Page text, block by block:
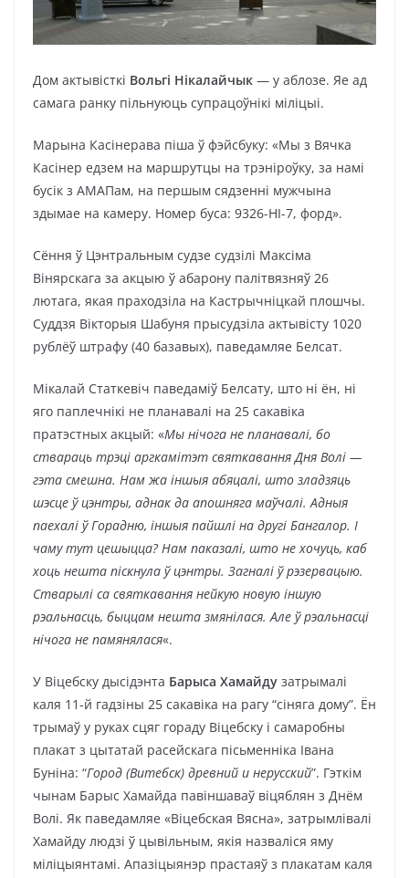
Дом актывісткі Вольгі Нікалайчык — у аблозе. Яе ад
самага ранку пільнуюць супрацоўнікі міліцыі.
Марына Касінерава піша ў фэйсбуку: «Мы з Вячка
Касінер едзем на маршрутцы на трэніроўку, за намі
бусік з АМАПам, на першым сядзенні мужчына
здымае на камеру. Номер буса: 9326-HI-7, форд».
Сёння ў Цэнтральным судзе судзілі Максіма
Вінярскага за акцыю ў абарону палітвязняў 26
лютага, якая праходзіла на Кастрычніцкай плошчы.
Суддзя Вікторыя Шабуня прысудзіла актывісту 1020
рублёў штрафу (40 базавых), паведамляе Белсат.
Мікалай Статкевіч паведаміў Белсату, што ні ён, ні
яго паплечнікі не планавалі на 25 сакавіка
пратэстных акцый: «Мы нічога не планавалі, бо
ствараць трэці аргкамітэт святкавання Дня Волі —
гэта смешна. Нам жа іншыя абяцалі, што зладзяць
шэсце ў цэнтры, аднак да апошняга маўчалі. Адныя
паехалі ў Горадню, іншыя пайшлі на другі Бангалор. І
чаму тут цешыцца? Нам паказалі, што не хочуць, каб
хоць нешта піскнула ў цэнтры. Загналі ў рэзервацыю.
Стварылі са святкавання нейкую новую іншую
рэальнасць, быццам нешта змянілася. Але ў рэальнасці
нічога не памянялася«.
У Віцебску дысідэнта Барыса Хамайду затрымалі
каля 11-й гадзіны 25 сакавіка на рагу “сіняга дому”. Ён
трымаў у руках сцяг гораду Віцебску і самаробны
плакат з цытатай расейскага пісьменніка Івана
Буніна: “Город (Витебск) древний и нерусский”. Гэткім
чынам Барыс Хамайда павіншаваў віцяблян з Днём
Волі. Як паведамляе «Віцебская Вясна», затрымлівалі
Хамайду людзі ў цывільным, якія назваліся яму
міліцыянтамі. Апазіцыянэр прастаяў з плакатам каля